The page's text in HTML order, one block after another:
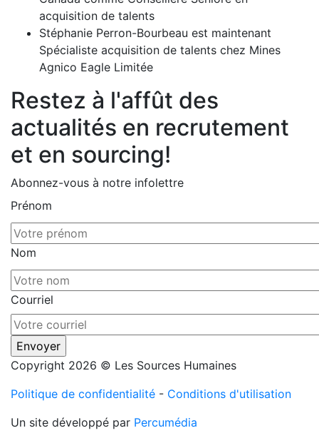
acquisition de talents
Stéphanie Perron-Bourbeau est maintenant
Spécialiste acquisition de talents chez Mines
Agnico Eagle Limitée
Restez à l'affût des
actualités en recrutement
et en sourcing!
Abonnez-vous à notre infolettre
Prénom
Nom
Courriel
Copyright 2026 © Les Sources Humaines
Politique de confidentialité - Conditions d'utilisation
Un site développé par Percumédia